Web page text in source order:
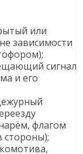
или
зависимости
сигнал
и его
флагом
стороны);